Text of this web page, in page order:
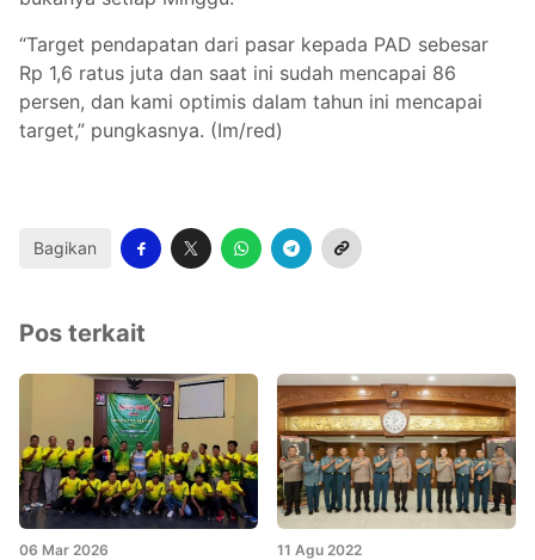
“Target pendapatan dari pasar kepada PAD sebesar
Rp 1,6 ratus juta dan saat ini sudah mencapai 86
persen, dan kami optimis dalam tahun ini mencapai
target,” pungkasnya. (Im/red)
Bagikan
Pos terkait
06 Mar 2026 11 Agu 2022